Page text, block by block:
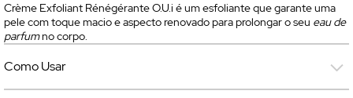
Crème Exfoliant Rénégérante O.U.i é um esfoliante que garante uma
pele com toque macio e aspecto renovado para prolongar o seu eau de
parfumno corpo.
Como Usar